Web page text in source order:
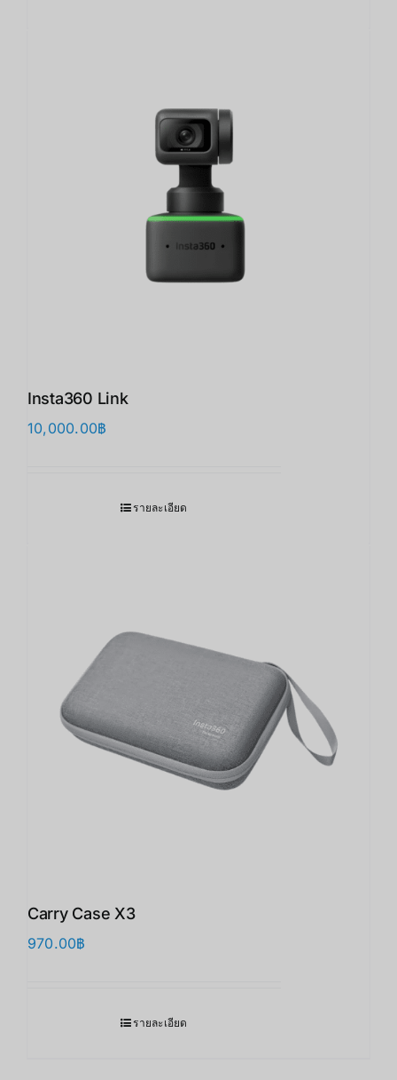
Insta360 Link
10,000.00฿
รายละเอียด
Carry Case X3
970.00฿
รายละเอียด